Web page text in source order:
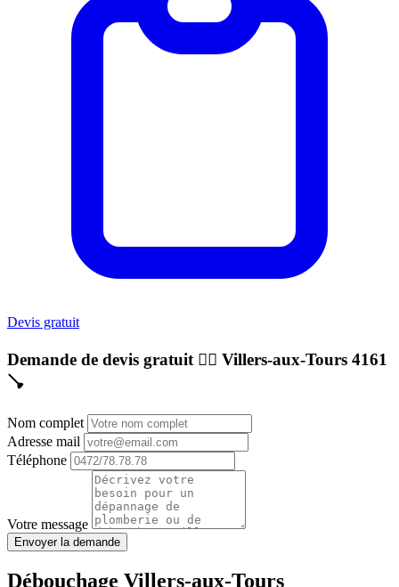
Devis gratuit
Demande de devis gratuit 👷‍♂️ Villers-aux-Tours 4161
🪠
Nom complet
Adresse mail
Téléphone
Votre message
Envoyer la demande
Débouchage Villers-aux-Tours